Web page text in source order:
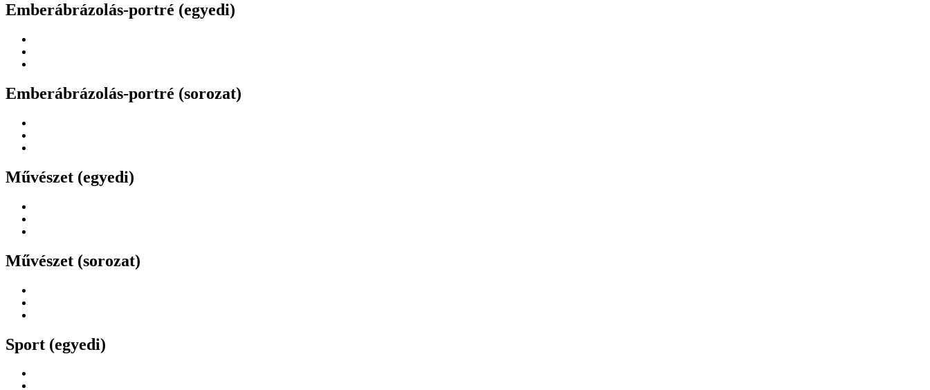
Emberábrázolás-portré (egyedi)
Emberábrázolás-portré (sorozat)
Művészet (egyedi)
Művészet (sorozat)
Sport (egyedi)